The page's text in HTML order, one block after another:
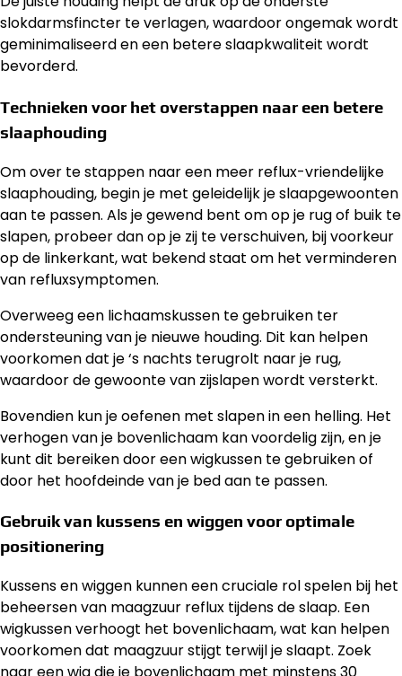
slokdarmsfincter te verlagen, waardoor ongemak wordt
geminimaliseerd en een betere slaapkwaliteit wordt
bevorderd.
Technieken voor het overstappen naar een betere
slaaphouding
Om over te stappen naar een meer reflux-vriendelijke
slaaphouding, begin je met geleidelijk je slaapgewoonten
aan te passen. Als je gewend bent om op je rug of buik te
slapen, probeer dan op je zij te verschuiven, bij voorkeur
op de linkerkant, wat bekend staat om het verminderen
van refluxsymptomen.
Overweeg een lichaamskussen te gebruiken ter
ondersteuning van je nieuwe houding. Dit kan helpen
voorkomen dat je ‘s nachts terugrolt naar je rug,
waardoor de gewoonte van zijslapen wordt versterkt.
Bovendien kun je oefenen met slapen in een helling. Het
verhogen van je bovenlichaam kan voordelig zijn, en je
kunt dit bereiken door een wigkussen te gebruiken of
door het hoofdeinde van je bed aan te passen.
Gebruik van kussens en wiggen voor optimale
positionering
Kussens en wiggen kunnen een cruciale rol spelen bij het
beheersen van maagzuur reflux tijdens de slaap. Een
wigkussen verhoogt het bovenlichaam, wat kan helpen
voorkomen dat maagzuur stijgt terwijl je slaapt. Zoek